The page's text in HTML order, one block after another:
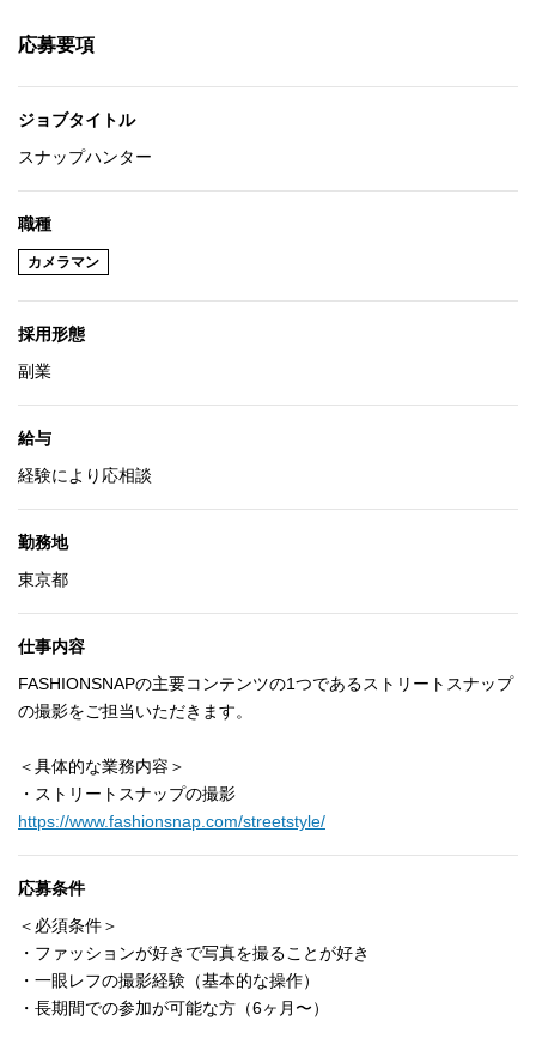
応募要項
ジョブタイトル
スナップハンター
職種
カメラマン
採用形態
副業
給与
経験により応相談
勤務地
東京都
仕事内容
FASHIONSNAPの主要コンテンツの1つであるストリートスナップ
の撮影をご担当いただきます。
＜具体的な業務内容＞
・ストリートスナップの撮影
https://www.fashionsnap.com/streetstyle/
応募条件
＜必須条件＞
・ファッションが好きで写真を撮ることが好き
・一眼レフの撮影経験（基本的な操作）
・長期間での参加が可能な方（6ヶ月〜）